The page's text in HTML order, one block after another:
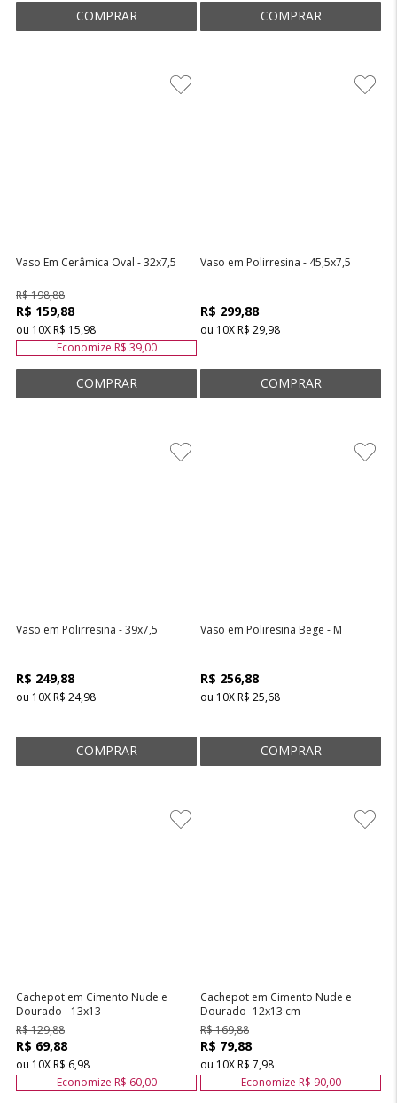
Vaso Em Cerâmica Oval - 32x7,5
R$ 198,88
R$ 159,88
ou 10XR$ 15,98
Economize R$ 39,00
Vaso em Polirresina - 45,5x7,5
R$ 299,88
ou 10XR$ 29,98
Vaso em Polirresina - 39x7,5
R$ 249,88
ou 10XR$ 24,98
Vaso em Poliresina Bege - M
R$ 256,88
ou 10XR$ 25,68
Cachepot em Cimento Nude e
Dourado - 13x13
R$ 129,88
R$ 69,88
ou 10XR$ 6,98
Economize R$ 60,00
Cachepot em Cimento Nude e
Dourado -12x13 cm
R$ 169,88
R$ 79,88
ou 10XR$ 7,98
Economize R$ 90,00